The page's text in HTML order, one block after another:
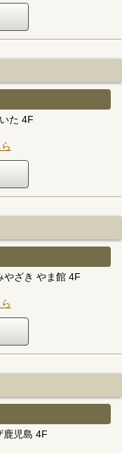
た 4F
やざき やま館 4F
鹿児島 4F